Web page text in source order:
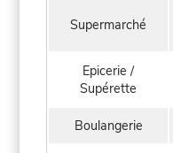
Supermarché
Epicerie /
Supérette
Boulangerie